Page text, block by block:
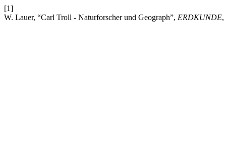
[1]
W. Lauer, “Carl Troll - Naturforscher und Geograph”, ERDKUNDE,